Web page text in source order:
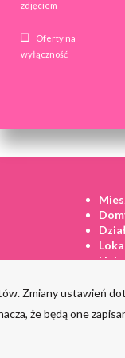
zdjęciem
Oferty na
wyłączność
Hale
Zmiany ustawień
że będą one